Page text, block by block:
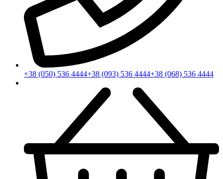
+38 (050) 536 4444+38 (093) 536 4444+38 (068) 536 4444